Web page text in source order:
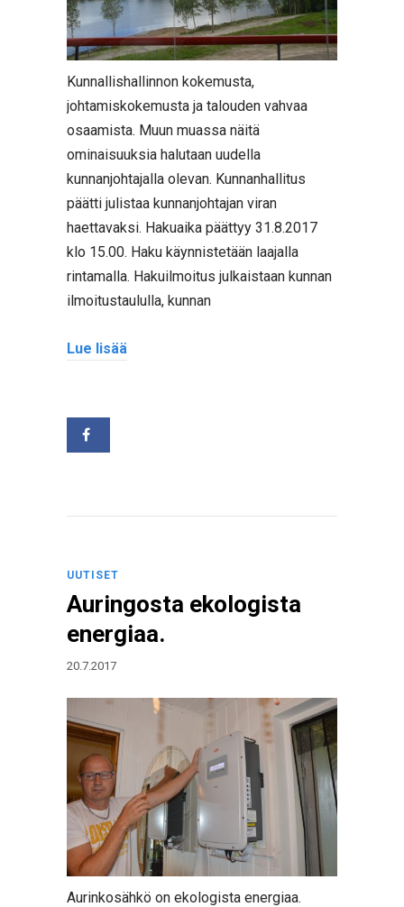
Kunnallishallinnon kokemusta,
johtamiskokemusta ja talouden vahvaa
osaamista. Muun muassa näitä
ominaisuuksia halutaan uudella
kunnanjohtajalla olevan. Kunnanhallitus
päätti julistaa kunnanjohtajan viran
haettavaksi. Hakuaika päättyy 31.8.2017
klo 15.00. Haku käynnistetään laajalla
rintamalla. Hakuilmoitus julkaistaan kunnan
ilmoitustaululla, kunnan
Lue lisää
UUTISET
Auringosta ekologista
energiaa.
20.7.2017
Aurinkosähkö on ekologista energiaa.